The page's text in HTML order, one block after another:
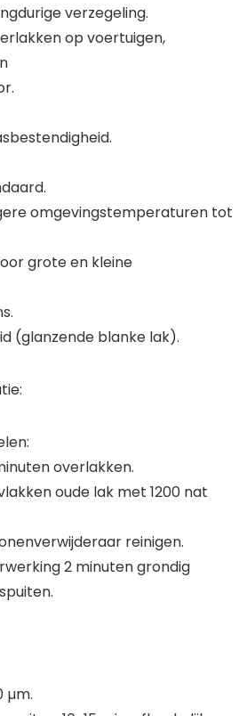
verzegeling.
op voertuigen,
omgevingstemperaturen tot
grote en kleine
(glanzende blanke lak).
overlakken.
oude lak met 1200 nat
reinigen.
2 minuten grondig
µm.